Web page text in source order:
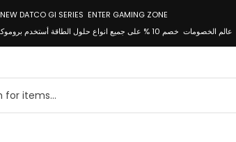
NEW DATCO GI SERIES ENTER GAMING ZONE
DATCO POWER خصم 10 % على جميع انواع حلول الطاقة أستخدم بروموكود عالم الخصومات